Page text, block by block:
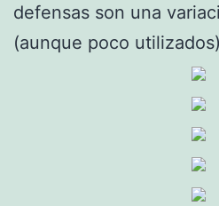
defensas son una
(aunque poco